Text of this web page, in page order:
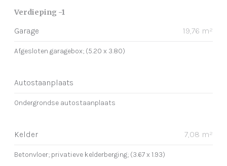
Verdieping -1
Garage 19,76 m²
Afgesloten garagebox; (5.20 x 3.80)
Autostaanplaats
Ondergrondse autostaanplaats
Kelder 7,08 m²
Betonvloer; privatieve kelderberging; (3.67 x 1.93)